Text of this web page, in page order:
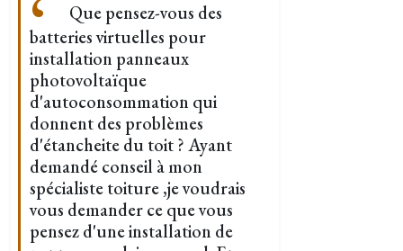
Que pensez-vous des
batteries virtuelles pour
installation panneaux
photovoltaïque
d'autoconsommation qui
donnent des problèmes
d'étancheite du toit ? Ayant
demandé conseil à mon
spécialiste toiture ,je voudrais
vous demander ce que vous
pensez d'une installation de